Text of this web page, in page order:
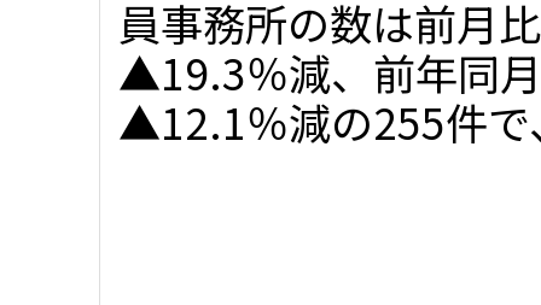
員事務所の数は前月比
▲19.3％減、前年同
▲12.1％減の255件